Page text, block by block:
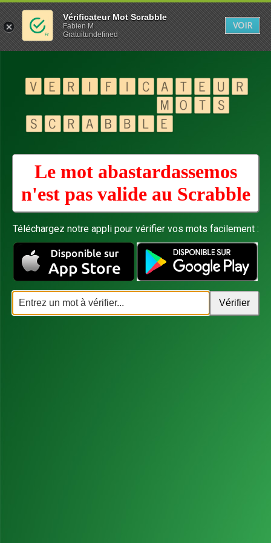
Le mot abastardassemos
n'est pas valide au Scrabble
Téléchargez notre appli pour vérifier vos mots facilement :
Vérificateur Mot Scrabble
Fabien M
Gratuitundefined
VOIR